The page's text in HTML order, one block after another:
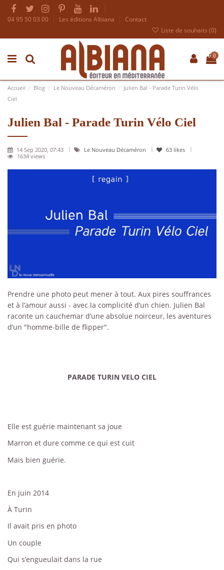
04 95 50 03 00 Les éditions Albiana
Contact
Liste de souhaits (0)
0
Accueil Blog Le Nouveau Décaméron
Julien Bal - Parade Turin Vélo
Ciel
Julien Bal - Parade Turin Vélo Ciel
14 Sep 2020, 07:43 Le Nouveau Décaméron 63 likes
1634 views
Prendre une photo peut mener à tout. Aux pires souffrances
et à l’amour aussi - avec la complicité d’un chien. Julien Bal
raconte un cauchemar d’une absolue noirceur, les aventures
d’un "homme-bille de flipper".
PARADE TURIN VELO CIEL
Elle est guérie maintenant sa joue
Marron et dure comme ce qui est cuit
Mais bien guérie.
En juin 2014
À Turin
Il avait pris en photo
Un couple
Qui s’engueulait dans la rue